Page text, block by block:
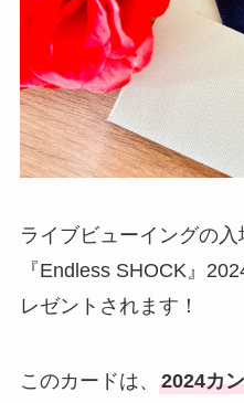
ライブビューイングの入
『Endless SHOCK』
レゼントされます！
このカードは、 2024カ